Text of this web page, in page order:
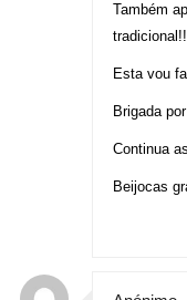
Também
tradicional!!
Esta vou
Brigada
Continua
Beijocas